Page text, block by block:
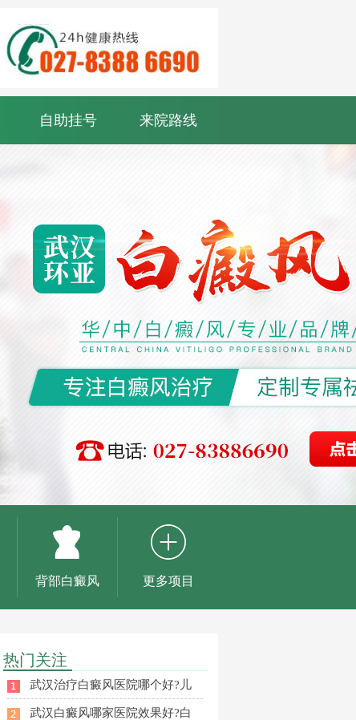
自助挂号 来院路线
背部白癜风 更多项目
热门关注
武汉治疗白癜风医院哪个好?儿
武汉白癜风哪家医院效果好?白